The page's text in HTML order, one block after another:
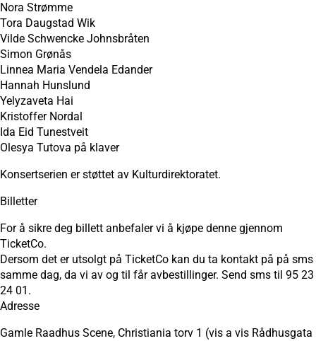
Nora Strømme
Tora Daugstad Wik
Vilde Schwencke Johnsbråten
Simon Grønås
Linnea Maria Vendela Edander
Hannah Hunslund
Yelyzaveta Hai
Kristoffer Nordal
Ida Eid Tunestveit
Olesya Tutova på klaver
Konsertserien er støttet av Kulturdirektoratet.
Billetter
For å sikre deg billett anbefaler vi å kjøpe denne gjennom
TicketCo.
Dersom det er utsolgt på TicketCo kan du ta kontakt på på sms
samme dag, da vi av og til får avbestillinger. Send sms til 95 23
24 01.
Adresse
Gamle Raadhus Scene, Christiania torv 1 (vis a vis Rådhusgata